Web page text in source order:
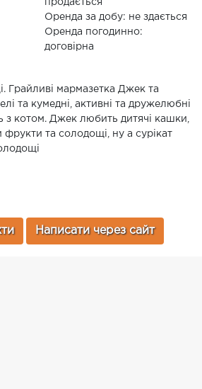
продається
Оренда за добу: не здається
Оренда погодинно:
договірна
Грайливі мармазетка Джек та
та кумедні, активні та дружелюбні
з котом. Джек любить дитячі кашки,
фрукти та солодощі, ну а сурікат
Написати через сайт